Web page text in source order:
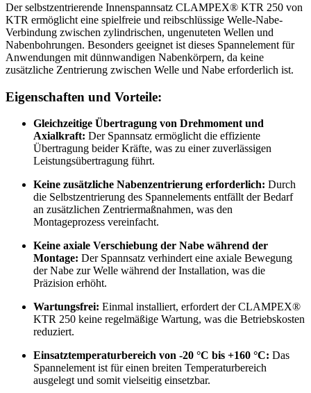
Der selbstzentrierende Innenspannsatz CLAMPEX® KTR 250 von
KTR ermöglicht eine spielfreie und reibschlüssige Welle-Nabe-
Verbindung zwischen zylindrischen, ungenuteten Wellen und
Nabenbohrungen. Besonders geeignet ist dieses Spannelement für
Anwendungen mit dünnwandigen Nabenkörpern, da keine
zusätzliche Zentrierung zwischen Welle und Nabe erforderlich ist.
Eigenschaften und Vorteile:
Gleichzeitige Übertragung von Drehmoment und
Axialkraft: Der Spannsatz ermöglicht die effiziente
Übertragung beider Kräfte, was zu einer zuverlässigen
Leistungsübertragung führt.
Keine zusätzliche Nabenzentrierung erforderlich: Durch
die Selbstzentrierung des Spannelements entfällt der Bedarf
an zusätzlichen Zentriermaßnahmen, was den
Montageprozess vereinfacht.
Keine axiale Verschiebung der Nabe während der
Montage: Der Spannsatz verhindert eine axiale Bewegung
der Nabe zur Welle während der Installation, was die
Präzision erhöht.
Wartungsfrei: Einmal installiert, erfordert der CLAMPEX®
KTR 250 keine regelmäßige Wartung, was die Betriebskosten
reduziert.
Einsatztemperaturbereich von -20 °C bis +160 °C: Das
Spannelement ist für einen breiten Temperaturbereich
ausgelegt und somit vielseitig einsetzbar.